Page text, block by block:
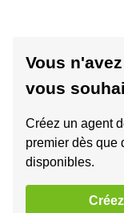
Vous
vous
Créez un agent
premier dès que
disponibles.